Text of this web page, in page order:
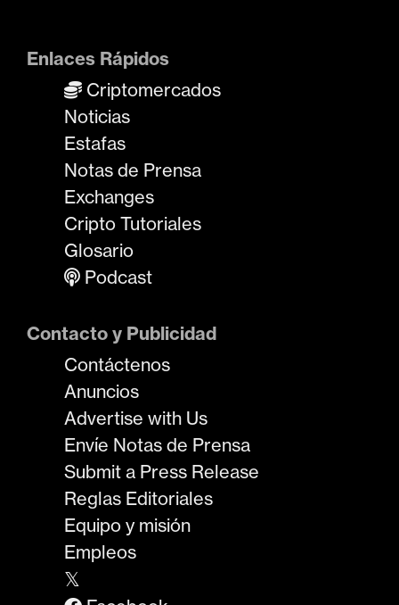
Enlaces Rápidos
Criptomercados
Noticias
Estafas
Notas de Prensa
Exchanges
Cripto Tutoriales
Glosario
Podcast
Contacto y Publicidad
Contáctenos
Anuncios
Advertise with Us
Envíe Notas de Prensa
Submit a Press Release
Reglas Editoriales
Equipo y misión
Empleos
𝕏